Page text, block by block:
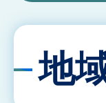
地